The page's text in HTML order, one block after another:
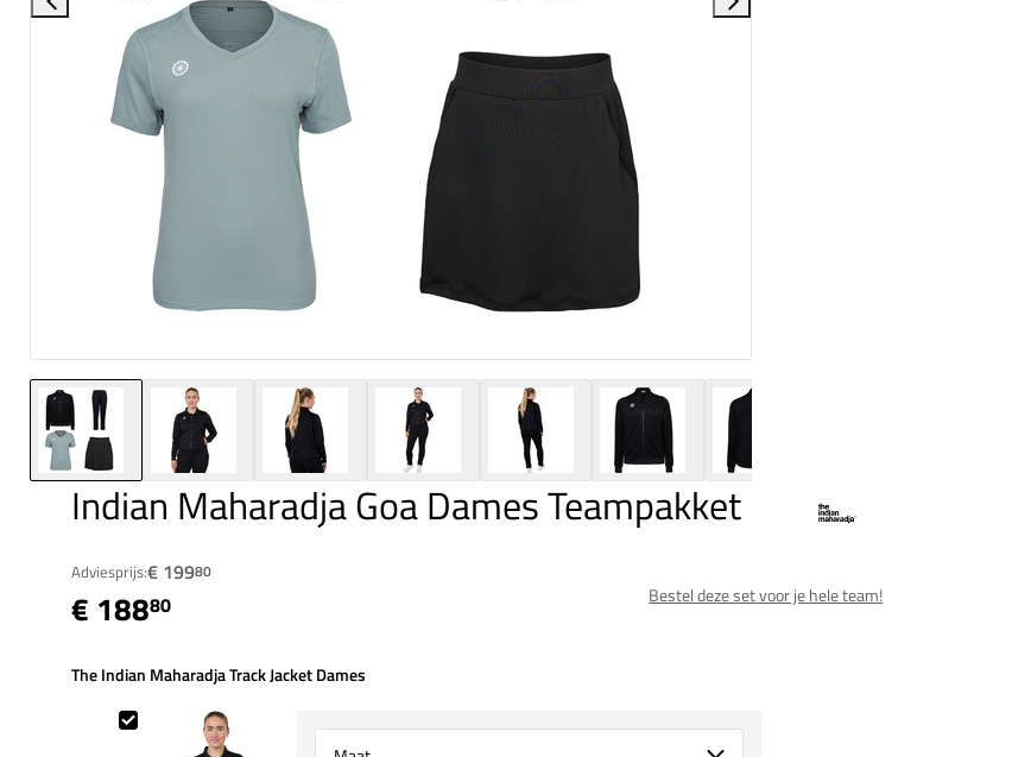
Indian Maharadja Goa Dames Teampakket
Adviesprijs:€ 19980
€ 18880 Bestel deze set voor je hele team!
The Indian Maharadja Track Jacket Dames
The Indian Maharadja Track Jacket Dames